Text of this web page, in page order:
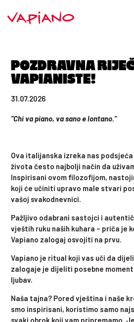
POZDRAVNA
VAPIANISTE!
31.07.2026
“Chi va piano, va sano e lontano.”
Ova italijanska izreka nas
života često najbolji način da
Inspirisani ovom filozofijom,
koji će učiniti upravo male stvari
vašoj svakodnevnici.
Pažljivo odabrani sastojci i
vještih ruku naših kuhara – priča je
Vapiano zalogaj osvojiti na prvu.
Vapiano je ritual koji vas uči da
zalogaje je dijeliti posebne
ljubav.
Naša tajna? Pored vještina i naše
smo inspirisani, koristimo samo
svaki obrok koji vam pripremamo.